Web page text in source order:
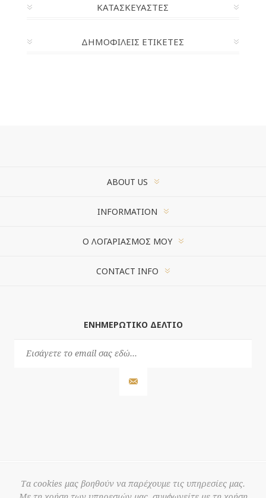
ΚΑΤΑΣΚΕΥΑΣΤΈΣ
ΔΗΜΟΦΙΛΕΙΣ ΕΤΙΚΕΤΕΣ
ABOUT US
INFORMATION
Ο ΛΟΓΑΡΙΑΣΜΌΣ ΜΟΥ
CONTACT INFO
ΕΝΗΜΕΡΩΤΙΚΌ ΔΕΛΤΊΟ
Τα cookies μας βοηθούν να παρέχουμε τις υπηρεσίες μας.